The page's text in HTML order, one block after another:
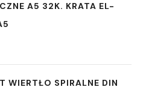
A5 32K. KRATA EL-
WIERTŁO SPIRALNE DIN